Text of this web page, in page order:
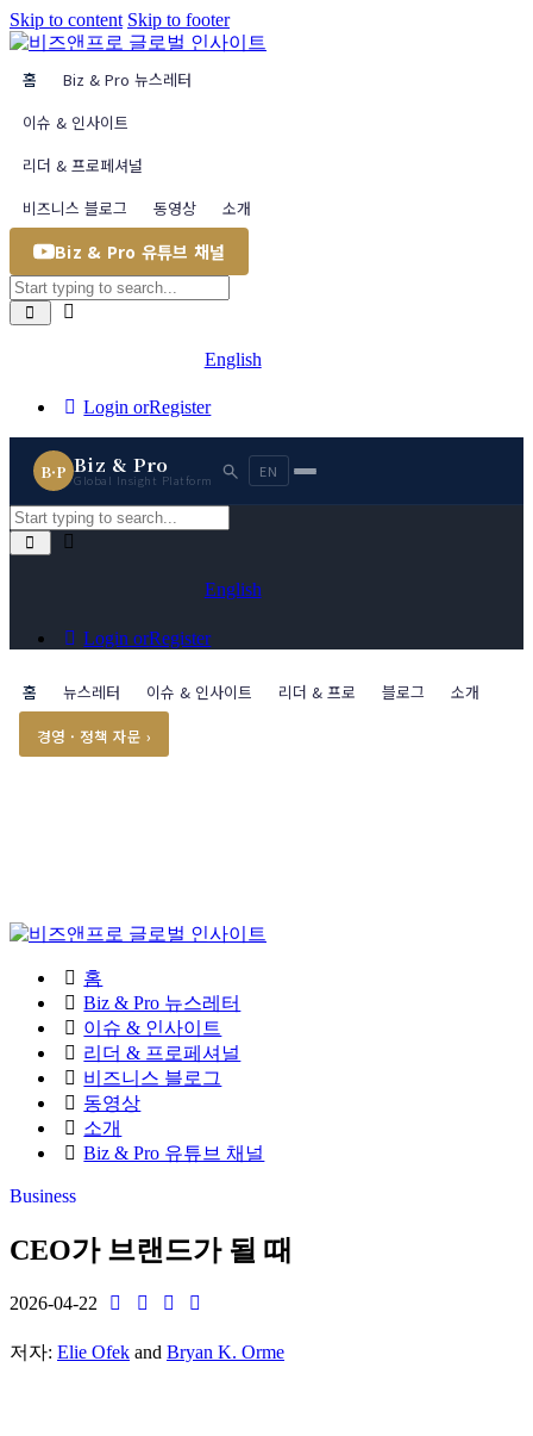
Skip to content Skip to footer
홈
Biz & Pro 뉴스레터
이슈 & 인사이트
리더 & 프로페셔널
비즈니스 블로그
동영상 소개
Biz & Pro 유튜브 채널
English
Login orRegister
B·P Biz & Pro
Global Insight Platform EN
English
Login orRegister
홈 뉴스레터 이슈 & 인사이트 리더 & 프로 블로그
소개
경영 · 정책 자문 ›
홈
Biz & Pro 뉴스레터
이슈 & 인사이트
리더 & 프로페셔널
비즈니스 블로그
동영상
소개
Biz & Pro 유튜브 채널
Business
CEO가 브랜드가 될 때
2026-04-22
저자: Elie Ofek and Bryan K. Orme